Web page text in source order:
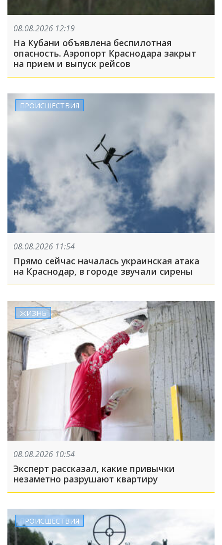
08.08.2026 12:19
На Кубани объявлена беспилотная
опасность. Аэропорт Краснодара закрыт
на прием и выпуск рейсов
ПРОИСШЕСТВИЯ
08.08.2026 11:54
Прямо сейчас началась украинская атака
на Краснодар, в городе звучали сирены
ЖИЗНЬ
08.08.2026 10:54
Эксперт рассказал, какие привычки
незаметно разрушают квартиру
ПРОИСШЕСТВИЯ